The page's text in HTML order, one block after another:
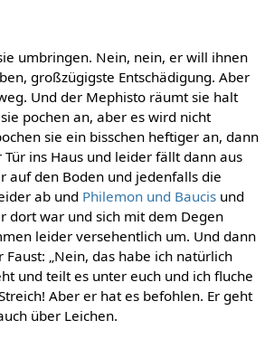
umbringen. Nein, nein, er will ihnen
großzügigste Entschädigung. Aber
Und der Mephisto räumt sie halt
pochen an, aber es wird nicht
sie ein bisschen heftiger an, dann
ins Haus und leider fällt dann aus
auf den Boden und jedenfalls die
ab und Philemon und Baucisund
dort war und sich mit dem Degen
leider versehentlich um. Und dann
„Nein, das habe ich natürlich
und teilt es unter euch und ich fluche
Aber er hat es befohlen. Er geht
über Leichen.